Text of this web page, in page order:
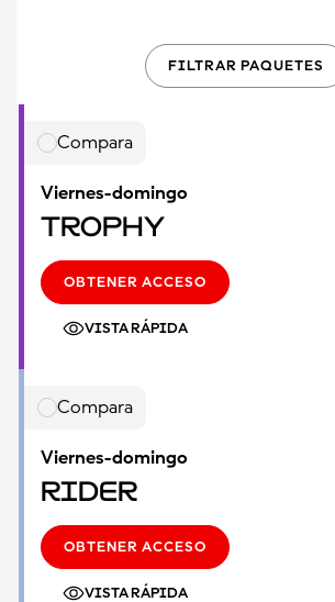
FILTRAR PAQUETES
Compara
Viernes-domingo
Trophy
OBTENER ACCESO
VISTA RÁPIDA
Compara
Viernes-domingo
Rider
OBTENER ACCESO
VISTA RÁPIDA